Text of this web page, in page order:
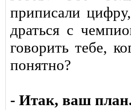
приписали
драться с
говорить тебе,
понятно?
- Итак, ваш